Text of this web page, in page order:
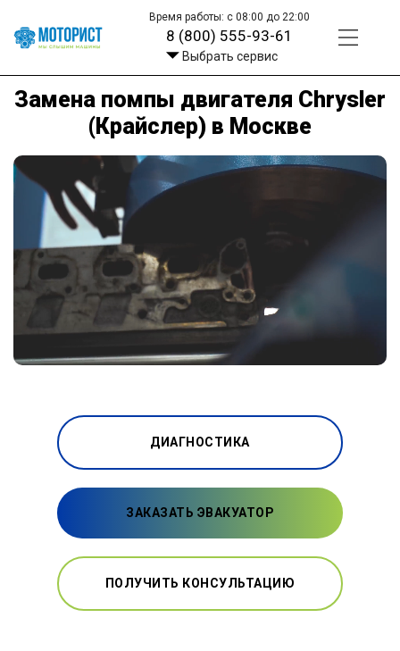
Время работы: с 08:00 до 22:00
8 (800) 555-93-61
Выбрать сервис
Замена помпы двигателя Chrysler
(Крайслер) в Москве
ДИАГНОСТИКА
ЗАКАЗАТЬ ЭВАКУАТОР
ПОЛУЧИТЬ КОНСУЛЬТАЦИЮ